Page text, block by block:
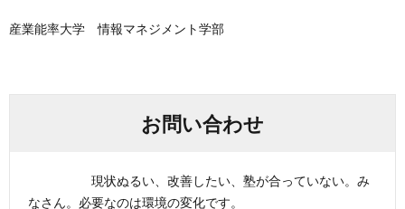
産業能率大学 情報マネジメント学部
お問い合わせ
現状ぬるい、改善したい、塾が合っていない。み
なさん。必要なのは環境の変化です。